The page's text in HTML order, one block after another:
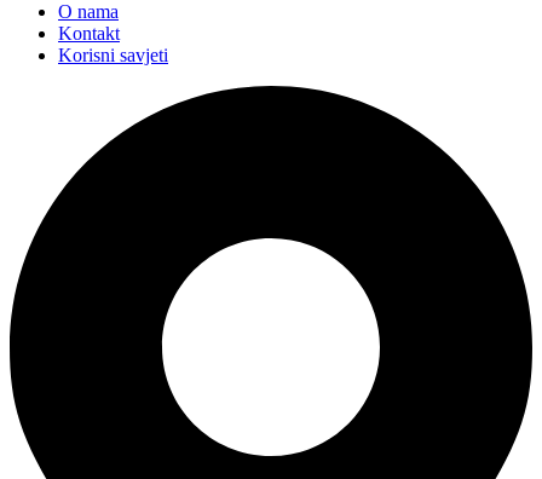
O nama
Kontakt
Korisni savjeti